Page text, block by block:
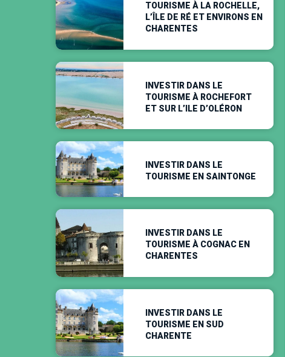
TOURISME À LA ROCHELLE,
L’ÎLE DE RÉ ET ENVIRONS EN
CHARENTES
INVESTIR DANS LE
TOURISME À ROCHEFORT
ET SUR L’ILE D’OLÉRON
INVESTIR DANS LE
TOURISME EN SAINTONGE
INVESTIR DANS LE
TOURISME À COGNAC EN
CHARENTES
INVESTIR DANS LE
TOURISME EN SUD
CHARENTE